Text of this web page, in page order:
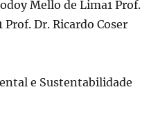
Mello de Lima1 Prof.
Prof. Dr. Ricardo Coser
e Sustentabilidade